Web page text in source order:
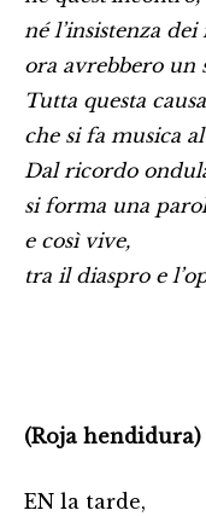
né l’insistenza
ora avrebbero un
Tutta questa
che si fa musica
Dal ricordo
si forma una
e così vive,
tra il diaspro e
(Roja hendidura)
EN la tarde,